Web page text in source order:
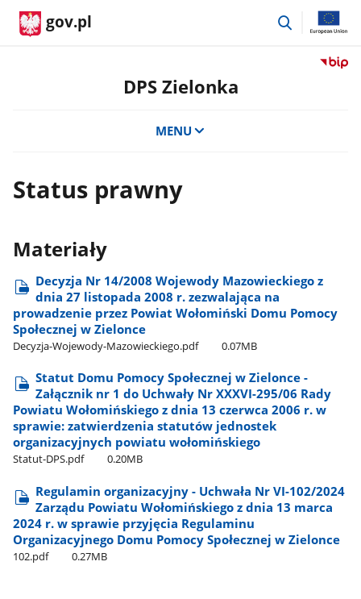
gov.pl
przejdź
Przejdź
DPS Zielonka
MENU
Status prawny
Materiały
Decyzja Nr 14/2008 Wojewody Mazowieckiego z
dnia 27 listopada 2008 r. zezwalająca na
prowadzenie przez Powiat Wołomiński Domu Pomocy
Społecznej w Zielonce
Decyzja-Wojewody-Mazowieckiego.pdf 0.07MB
Statut Domu Pomocy Społecznej w Zielonce -
Załącznik nr 1 do Uchwały Nr XXXVI-295/06 Rady
Powiatu Wołomińskiego z dnia 13 czerwca 2006 r. w
sprawie: zatwierdzenia statutów jednostek
organizacyjnych powiatu wołomińskiego
Statut-DPS.pdf 0.20MB
Regulamin organizacyjny - Uchwała Nr VI-102/2024
Zarządu Powiatu Wołomińskiego z dnia 13 marca
2024 r. w sprawie przyjęcia Regulaminu
Organizacyjnego Domu Pomocy Społecznej w Zielonce
102.pdf 0.27MB